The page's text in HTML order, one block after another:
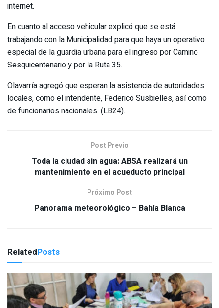
internet.
En cuanto al acceso vehicular explicó que se está
trabajando con la Municipalidad para que haya un operativo
especial de la guardia urbana para el ingreso por Camino
Sesquicentenario y por la Ruta 35.
Olavarría agregó que esperan la asistencia de autoridades
locales, como el intendente, Federico Susbielles, así como
de funcionarios nacionales. (LB24).
Post Previo
Toda la ciudad sin agua: ABSA realizará un
mantenimiento en el acueducto principal
Próximo Post
Panorama meteorológico – Bahía Blanca
RelatedPosts